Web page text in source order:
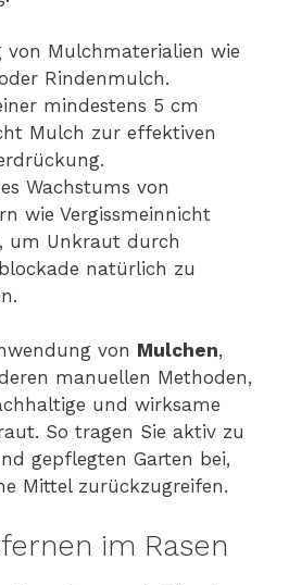
von Mulchmaterialien wie
Rindenmulch.
mindestens 5 cm
Mulch zur effektiven
Wachstums von
wie Vergissmeinnicht
um Unkraut durch
natürlich zu
von Mulchen,
manuellen Methoden,
und wirksame
So tragen Sie aktiv zu
gepflegten Garten bei,
Mittel zurückzugreifen.
im Rasen